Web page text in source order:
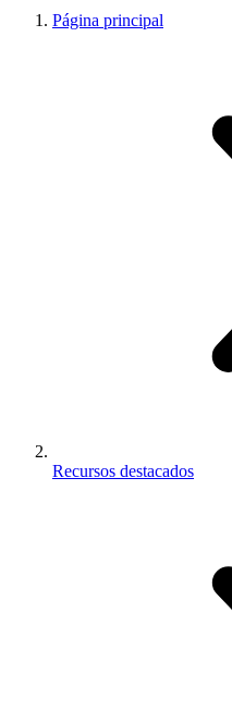
Página principal
Recursos destacados